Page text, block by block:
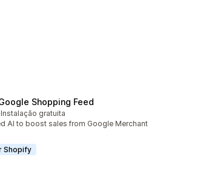
Shopping Feed
avaliações
Instalação gratuita
AI to boost sales from Google Merchant
Shopify